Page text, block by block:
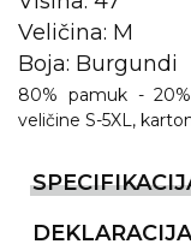
DOGAĐAJE
ID PLOČICA
TERMOSI
BOCE
TEHNOLOGIJA
Veličina: M
Boja: Burgundi
80% pamuk -
veličine S-5XL,
DEKLARACIJA